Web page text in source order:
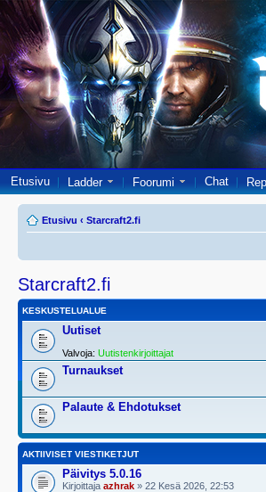
Etusivu Ladder Foorumi Chat
Etusivu ‹ Starcraft2.fi
Starcraft2.fi
KESKUSTELUALUE
Uutiset
Valvoja: Uutistenkirjoittajat
Turnaukset
Palaute & Ehdotukset
AKTIIVISET VIESTIKETJUT
Päivitys 5.0.16
Kirjoittaja azhrak » 22 Kesä 2026, 22:53